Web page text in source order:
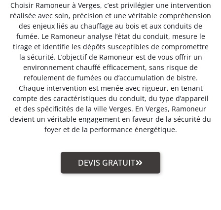
Choisir Ramoneur à Verges, c’est privilégier une intervention
réalisée avec soin, précision et une véritable compréhension
des enjeux liés au chauffage au bois et aux conduits de
fumée. Le Ramoneur analyse l’état du conduit, mesure le
tirage et identifie les dépôts susceptibles de compromettre
la sécurité. L’objectif de Ramoneur est de vous offrir un
environnement chauffé efficacement, sans risque de
refoulement de fumées ou d’accumulation de bistre.
Chaque intervention est menée avec rigueur, en tenant
compte des caractéristiques du conduit, du type d’appareil
et des spécificités de la ville Verges. En Verges, Ramoneur
devient un véritable engagement en faveur de la sécurité du
foyer et de la performance énergétique.
DEVIS GRATUIT